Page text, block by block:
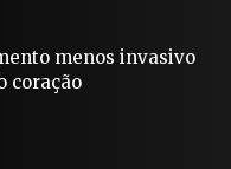
menos invasivo
coração